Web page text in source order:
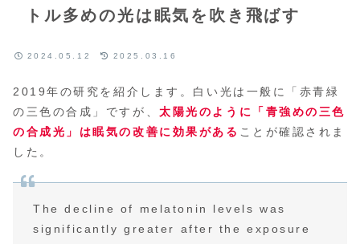
トル多めの光は眠気を吹き飛ばす
2024.05.12 2025.03.16
2019年の研究を紹介します。白い光は一般に「赤青緑
の三色の合成」ですが、太陽光のように「青強めの三色
の合成光」は眠気の改善に効果がある ことが確認されま
した。
The decline of melatonin levels was
significantly greater after the exposure